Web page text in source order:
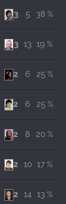
3 5 38 %
3 13 19 %
2 6 25 %
2 6 25 %
2 8 20 %
2 10 17 %
2 14 13 %